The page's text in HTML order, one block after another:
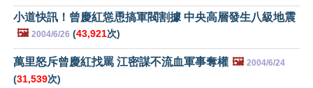
小道快訊！曾慶紅慫恿搞軍閥割據 中央高層發生八級地震
🖼️ 2004/6/26 (43,921次)
萬里怒斥曾慶紅找罵 江密謀不流血軍事奪權 🖼️ 2004/6/24
(31,539次)